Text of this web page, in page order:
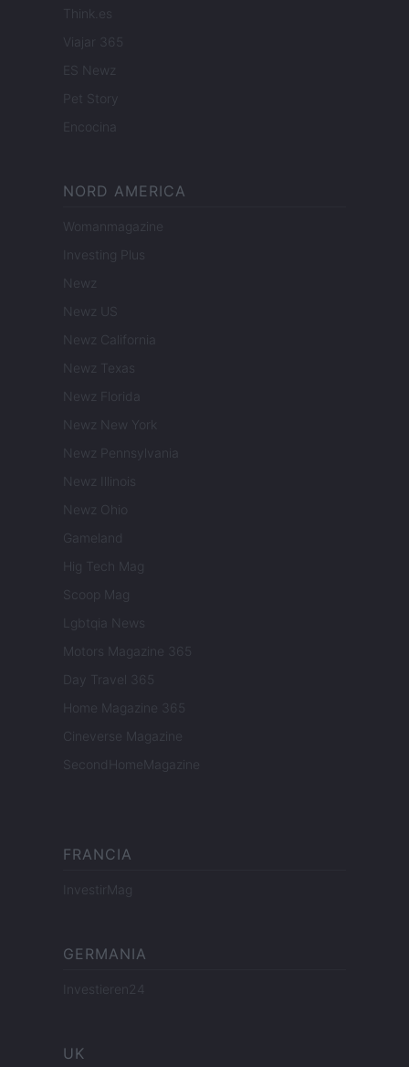
Think.es
Viajar 365
ES Newz
Pet Story
Encocina
NORD AMERICA
Womanmagazine
Investing Plus
Newz
Newz US
Newz California
Newz Texas
Newz Florida
Newz New York
Newz Pennsylvania
Newz Illinois
Newz Ohio
Gameland
Hig Tech Mag
Scoop Mag
Lgbtqia News
Motors Magazine 365
Day Travel 365
Home Magazine 365
Cineverse Magazine
SecondHomeMagazine
FRANCIA
InvestirMag
GERMANIA
Investieren24
UK